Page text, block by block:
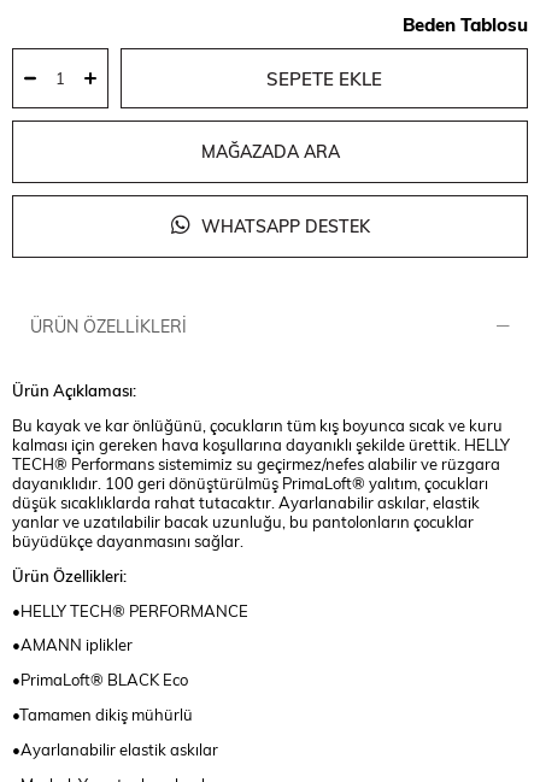
Beden Tablosu
MAĞAZADA ARA
WHATSAPP DESTEK
ÜRÜN ÖZELLIKLERI
Ürün Açıklaması:
Bu kayak ve kar önlüğünü, çocukların tüm kış boyunca sıcak ve kuru
kalması için gereken hava koşullarına dayanıklı şekilde ürettik. HELLY
TECH® Performans sistemimiz su geçirmez/nefes alabilir ve rüzgara
dayanıklıdır. 100 geri dönüştürülmüş PrimaLoft® yalıtım, çocukları
düşük sıcaklıklarda rahat tutacaktır. Ayarlanabilir askılar, elastik
yanlar ve uzatılabilir bacak uzunluğu, bu pantolonların çocuklar
büyüdükçe dayanmasını sağlar.
Ürün Özellikleri:
•HELLY TECH® PERFORMANCE
•AMANN iplikler
•PrimaLoft® BLACK Eco
•Tamamen dikiş mühürlü
•Ayarlanabilir elastik askılar